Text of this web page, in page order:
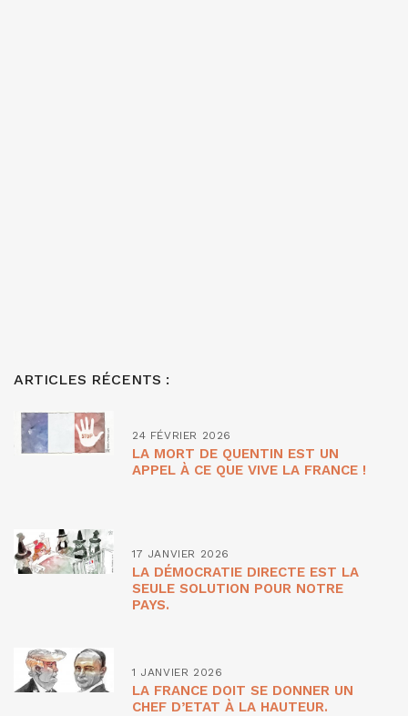
ARTICLES RÉCENTS :
24 FÉVRIER 2026
LA MORT DE QUENTIN EST UN
APPEL À CE QUE VIVE LA FRANCE !
17 JANVIER 2026
LA DÉMOCRATIE DIRECTE EST LA
SEULE SOLUTION POUR NOTRE
PAYS.
1 JANVIER 2026
LA FRANCE DOIT SE DONNER UN
CHEF D’ETAT À LA HAUTEUR.